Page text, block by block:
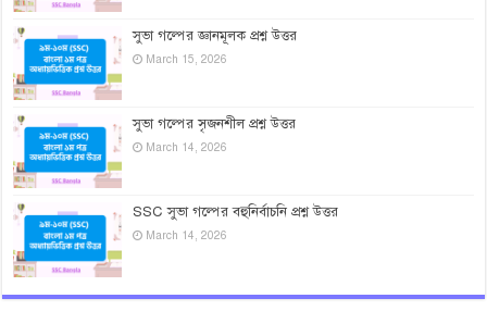
সুভা গল্পের জ্ঞানমূলক প্রশ্ন উত্তর
March 15, 2026
সুভা গল্পের সৃজনশীল প্রশ্ন উত্তর
March 14, 2026
SSC সুভা গল্পের বহুনির্বাচনি প্রশ্ন উত্তর
March 14, 2026